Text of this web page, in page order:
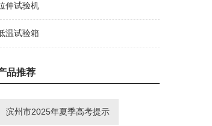
伸试验机
温试验箱
品推荐
滨州市2025年夏季高考提示